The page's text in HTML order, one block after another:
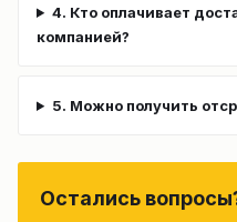
4. Кто оплачивает
компанией?
5. Можно получить
Остались